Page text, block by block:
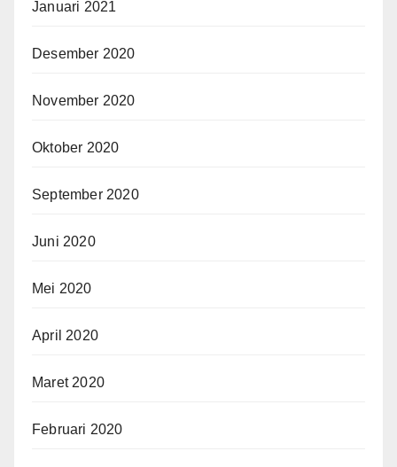
Januari 2021
Desember 2020
November 2020
Oktober 2020
September 2020
Juni 2020
Mei 2020
April 2020
Maret 2020
Februari 2020